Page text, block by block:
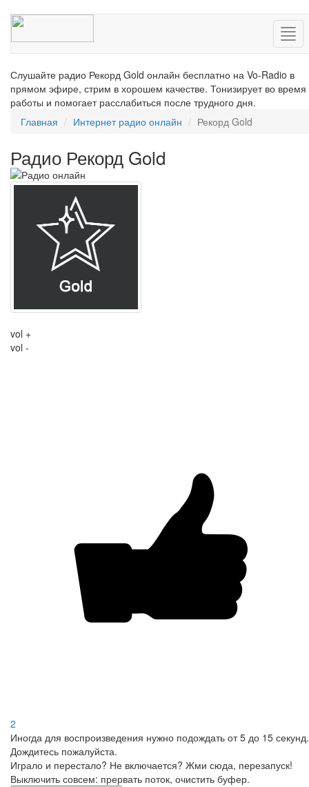
Слушайте радио Рекорд Gold онлайн бесплатно на Vo-Radio в
прямом эфире, стрим в хорошем качестве. Тонизирует во время
работы и помогает расслабиться после трудного дня.
Главная
Интернет радио онлайн Рекорд Gold
Радио Рекорд Gold
vol +
vol -
2
Иногда для воспроизведения нужно подождать от 5 до 15 секунд.
Дождитесь пожалуйста.
Играло и перестало? Не включается? Жми сюда, перезапуск!
Выключить совсем: прервать поток, очистить буфер.